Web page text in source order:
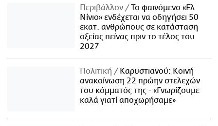
Περιβάλλον
Το φαινόμενο «Ελ
Νίνιο» ενδέχεται να οδηγήσει 50
εκατ. ανθρώπους σε κατάσταση
οξείας πείνας πριν το τέλος του
2027
Πολιτική
Καρυστιανού: Κοινή
ανακοίνωση 22 πρώην στελεχών
του κόμματός της - «Γνωρίζουμε
καλά γιατί αποχωρήσαμε»